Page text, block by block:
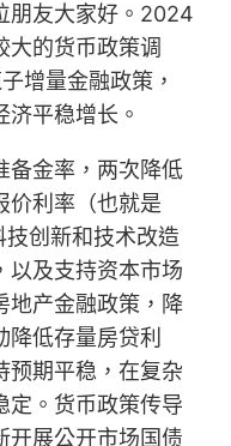
朋友大家好。2024
大的货币政策调
增量金融政策，
平稳增长。
备金率，两次降低
价利率（也就是
创新和技术改造
以及支持资本市场
地产金融政策，降
低存量房贷利
预期平稳，在复杂
定。货币政策传导
开展公开市场国债